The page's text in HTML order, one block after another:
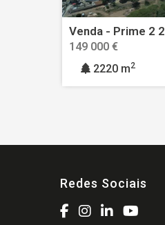
149 000 €
2220 m2
Redes Sociais